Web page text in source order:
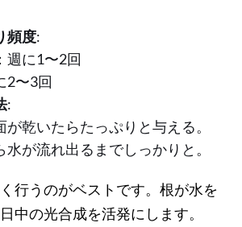
頻度:
週に1〜2回
2〜3回
:
が乾いたらたっぷりと与える。
水が流れ出るまでしっかりと。
行うのがベストです。根が水を
中の光合成を活発にします。